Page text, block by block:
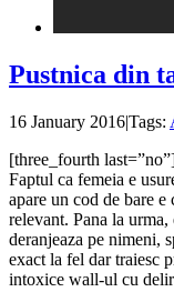
Pustnica din
16 January 2016|Tags:
[three_fourth
Faptul ca femeia e
apare un cod de bare
relevant. Pana la urma,
deranjeaza pe nimeni,
exact la fel dar traiesc
intoxice wall-ul cu